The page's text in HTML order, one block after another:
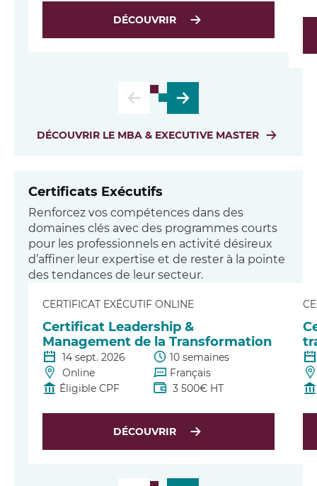
DÉCOUVRIR
DÉCOUVRIR LE MBA & EXECUTIVE MASTER
Certificats Exécutifs
Renforcez vos compétences dans des
domaines clés avec des programmes courts
pour les professionnels en activité désireux
d’affiner leur expertise et de rester à la pointe
des tendances de leur secteur.
CERTIFICAT EXÉCUTIF ONLINE
Certificat Leadership &
Management de la Transformation
14 sept. 2026
10 semaines
Online
Français
Éligible CPF
3 500€ HT
DÉCOUVRIR